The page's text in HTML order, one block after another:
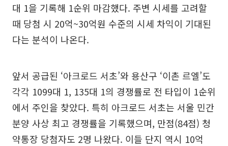
대 1을 기록해 1순위 마감했다. 주변 시세를 고려할
때 당첨 시 20억~30억원 수준의 시세 차익이 기대된
다는 분석이 나온다.
앞서 공급된 ‘아크로드 서초’와 용산구 ‘이촌 르엘’도
각각 1099대 1, 135대 1의 경쟁률로 전 타입이 1순위
에서 주인을 찾았다. 특히 아크로드 서초는 서울 민간
분양 사상 최고 경쟁률을 기록했으며, 만점(84점) 청
약통장 당첨자도 2명 나왔다. 이들 단지 역시 10억